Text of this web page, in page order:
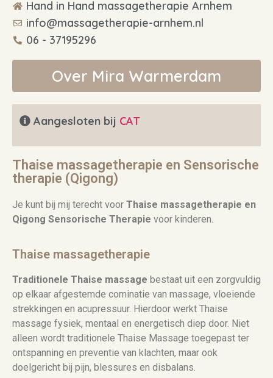
Hand in Hand massagetherapie Arnhem
info@massagetherapie-arnhem.nl
06 - 37195296
Over Mira Warmerdam
Aangesloten bij CAT
Thaise massagetherapie en Sensorische
therapie (Qigong)
Je kunt bij mij terecht voor Thaise massagetherapie en
Qigong Sensorische Therapie voor kinderen.
Thaise massagetherapie
Traditionele Thaise massage bestaat uit een zorgvuldig
op elkaar afgestemde cominatie van massage, vloeiende
strekkingen en acupressuur. Hierdoor werkt Thaise
massage fysiek, mentaal en energetisch diep door. Niet
alleen wordt traditionele Thaise Massage toegepast ter
ontspanning en preventie van klachten, maar ook
doelgericht bij pijn, blessures en disbalans.